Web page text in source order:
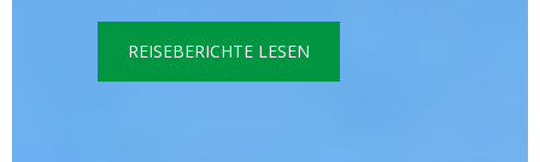
REISEBERICHTE LESEN